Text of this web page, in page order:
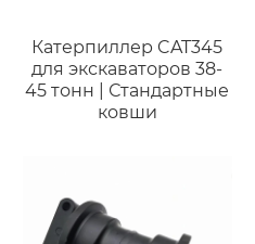
Катерпиллер CAT345
для экскаваторов 38-
45 тонн | Стандартные
ковши